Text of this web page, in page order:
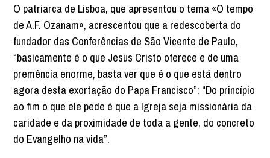
O patriarca de Lisboa, que apresentou o tema «O tempo
de A.F. Ozanam», acrescentou que a redescoberta do
fundador das Conferências de São Vicente de Paulo,
“basicamente é o que Jesus Cristo oferece e de uma
premência enorme, basta ver que é o que está dentro
agora desta exortação do Papa Francisco”: “Do princípio
ao fim o que ele pede é que a Igreja seja missionária da
caridade e da proximidade de toda a gente, do concreto
do Evangelho na vida”.